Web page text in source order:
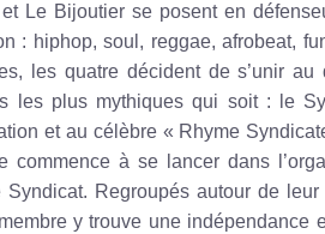
Le Bijoutier se posent en
: hiphop, soul, reggae, afrobeat,
les quatre décident de s’unir
les plus mythiques qui soit : le
et au célèbre « Rhyme
commence à se lancer dans
Syndicat. Regroupés autour de
y trouve une indépendance